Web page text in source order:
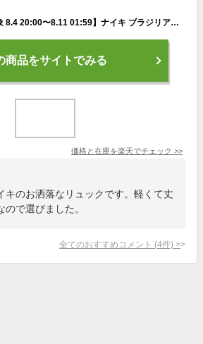
【40%OFFクーポン対象 8.4 20:00〜8.11 01:59】ナイキ ブラジリア トレーニングバックパック (XL) NIKE リュック リュックサック バッグ ジム スポーツ 旅行 フィットネス 通勤 通学 サイドポケット 調整可能 黒 ブラック
商品をサイトでみる
価格と在庫を楽天でチェック >>
キのお洒落なリュックです。軽くて丈
で選びました。
全てのおすすめコメント (4件) >